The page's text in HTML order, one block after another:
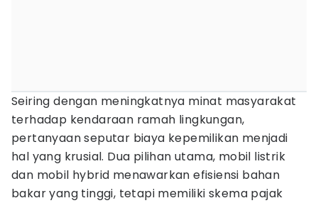
Seiring dengan meningkatnya minat masyarakat
terhadap kendaraan ramah lingkungan,
pertanyaan seputar biaya kepemilikan menjadi
hal yang krusial. Dua pilihan utama, mobil listrik
dan mobil hybrid menawarkan efisiensi bahan
bakar yang tinggi, tetapi memiliki skema pajak